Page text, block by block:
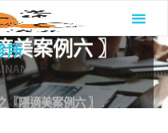
所
美案例六 〗
『隱適美案例六 〗 .